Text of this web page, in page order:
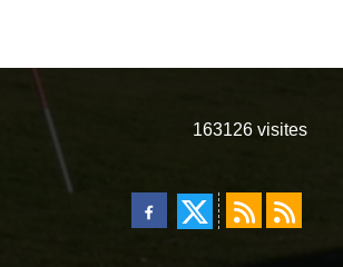
163126 visites